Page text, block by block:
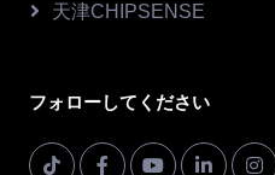
天津CHIPSENSE
フォローしてください